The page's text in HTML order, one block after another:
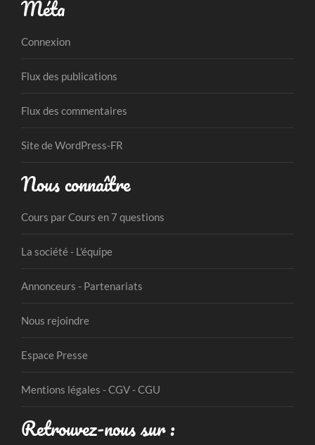
Méta
Connexion
Flux des publications
Flux des commentaires
Site de WordPress-FR
Nous connaître
Cours par Cours en 7 questions
La société - L'équipe
Annonceurs - Partenariats
Nous rejoindre
Espace Presse
Mentions légales - CGV - CGU
Retrouvez-nous sur :